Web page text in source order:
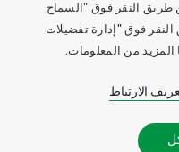
طريق النقر فوق "السماح
فوق "إدارة تفضيلات
من المعلومات.
الارتباط